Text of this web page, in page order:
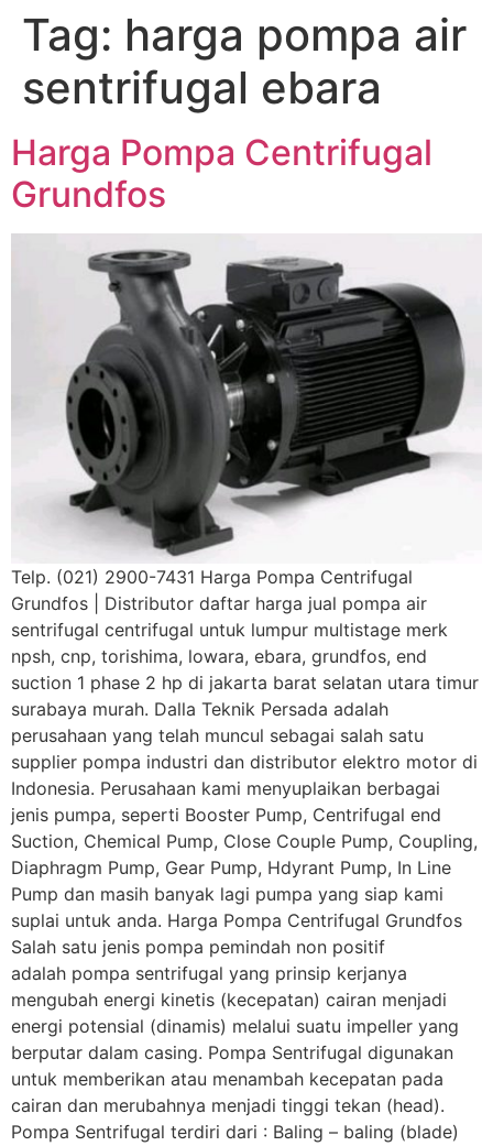
Lewati
konten
Tag: harga pompa air
sentrifugal ebara
Harga Pompa Centrifugal
Grundfos
Telp. (021) 2900-7431 Harga Pompa Centrifugal
Grundfos | Distributor daftar harga jual pompa air
sentrifugal centrifugal untuk lumpur multistage merk
npsh, cnp, torishima, lowara, ebara, grundfos, end
suction 1 phase 2 hp di jakarta barat selatan utara timur
surabaya murah. Dalla Teknik Persada adalah
perusahaan yang telah muncul sebagai salah satu
supplier pompa industri dan distributor elektro motor di
Indonesia. Perusahaan kami menyuplaikan berbagai
jenis pumpa, seperti Booster Pump, Centrifugal end
Suction, Chemical Pump, Close Couple Pump, Coupling,
Diaphragm Pump, Gear Pump, Hdyrant Pump, In Line
Pump dan masih banyak lagi pumpa yang siap kami
suplai untuk anda. Harga Pompa Centrifugal Grundfos
Salah satu jenis pompa pemindah non positif
adalah pompa sentrifugal yang prinsip kerjanya
mengubah energi kinetis (kecepatan) cairan menjadi
energi potensial (dinamis) melalui suatu impeller yang
berputar dalam casing. Pompa Sentrifugal digunakan
untuk memberikan atau menambah kecepatan pada
cairan dan merubahnya menjadi tinggi tekan (head).
Pompa Sentrifugal terdiri dari : Baling – baling (blade)